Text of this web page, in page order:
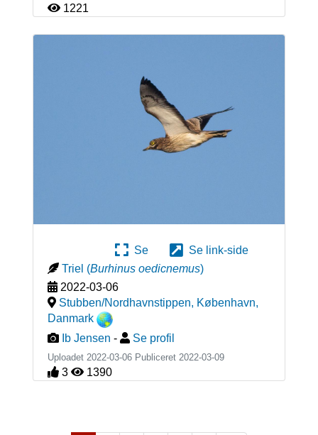
1221
Se
Se link-side
Triel (Burhinus oedicnemus)
2022-03-06
Stubben/Nordhavnstippen, København,
Danmark
Ib Jensen - Se profil
Uploadet 2022-03-06 Publiceret 2022-03-09
3 1390